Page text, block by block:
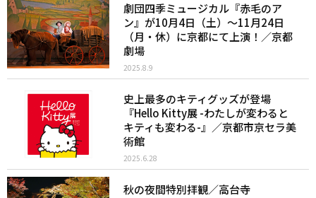
劇団四季ミュージカル『赤毛のア
ン』が10月4日（土）～11月24日
（月・休）に京都にて上演！／京都
劇場
2025.8.9
史上最多のキティグッズが登場
『Hello Kitty展 -わたしが変わると
キティも変わる-』／京都市京セラ美
術館
2025.6.28
秋の夜間特別拝観／高台寺